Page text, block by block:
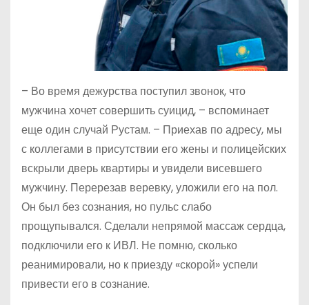
– Во время дежурства поступил звонок, что
мужчина хочет совершить суицид, – вспоминает
еще один случай Рустам. – Приехав по адресу, мы
с коллегами в присутствии его жены и полицейских
вскрыли дверь квартиры и увидели висевшего
мужчину. Перерезав веревку, уложили его на пол.
Он был без сознания, но пульс слабо
прощупывался. Сделали непрямой массаж сердца,
подключили его к ИВЛ. Не помню, сколько
реанимировали, но к приезду «скорой» успели
привести его в сознание.